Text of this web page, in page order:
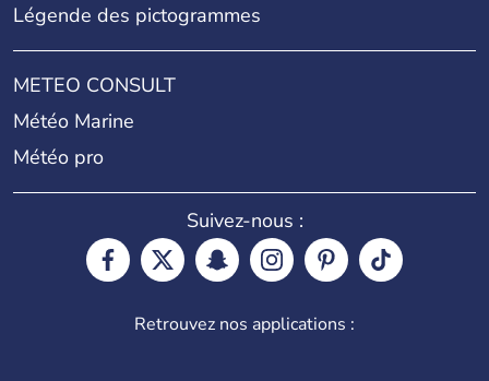
Légende des pictogrammes
METEO CONSULT
Météo Marine
Météo pro
Suivez-nous :
Retrouvez nos applications :